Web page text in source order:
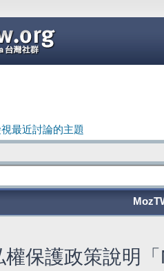
最近討論的主題
權保護政策說明